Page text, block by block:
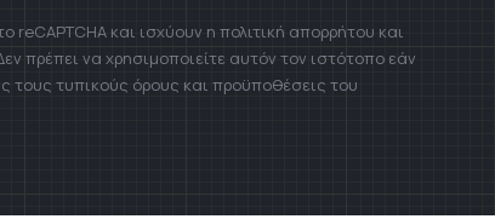
και ισχύουν η πολιτική απορρήτου και
πρέπει να χρησιμοποιείτε αυτόν τον ιστότοπο εάν
τους τυπικούς όρους και προϋποθέσεις του